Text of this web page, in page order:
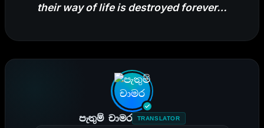
their way of life is destroyed forever…
පැතුම් චාමර TRANSLATOR